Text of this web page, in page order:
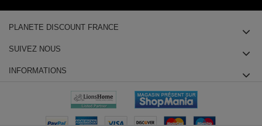
PLANETE DISCOUNT FRANCE
SUIVEZ NOUS
INFORMATIONS